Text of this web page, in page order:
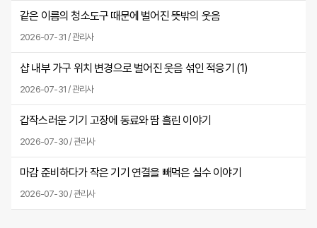
같은 이름의 청소도구 때문에 벌어진 뜻밖의 웃음
2026-07-31 / 관리사
샵 내부 가구 위치 변경으로 벌어진 웃음 섞인 적응기 (1)
2026-07-31 / 관리사
갑작스러운 기기 고장에 동료와 땀 흘린 이야기
2026-07-30 / 관리사
마감 준비하다가 작은 기기 연결을 빼먹은 실수 이야기
2026-07-30 / 관리사